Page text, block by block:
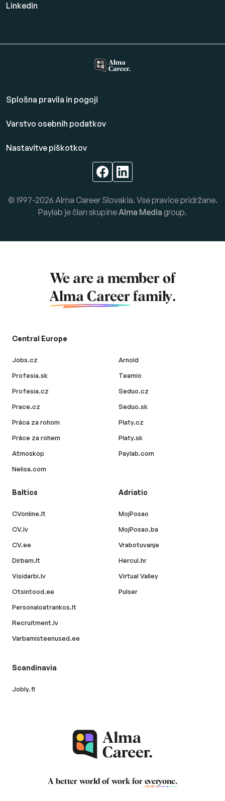
Linkedin
Splošna pravila in pogoji
Varstvo osebnih podatkov
Nastavitve piškotkov
© 1997-2026 Alma Career Slovakia. Vse pravice pridržane.
Paylab je član skupineAlma Media group.
We are a member of
Alma Career family.
Central Europe
Jobs.cz
Profesia.sk
Profesia.cz
Prace.cz
Práca za rohom
Práce za rohem
Atmoskop
Nelisa.com
Arnold
Teamio
Seduo.cz
Seduo.sk
Platy.cz
Platy.sk
Paylab.com
Baltics
CVonline.lt
CV.lv
CV.ee
Dirbam.lt
Visidarbi.lv
Otsintood.ee
Personaloatrankos.lt
Recruitment.lv
Varbamisteenused.ee
Adriatic
MojPosao
MojPosao.ba
Vrabotuvanje
Hercul.hr
Virtual Valley
Pulser
Scandinavia
Jobly.fi
A better world of work for everyone.